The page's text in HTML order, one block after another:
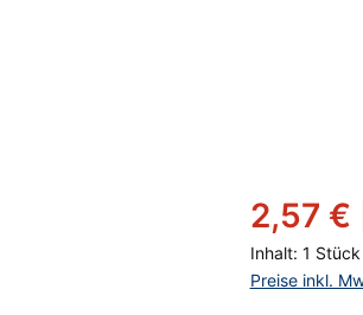
2,57 €
Inhalt: 1 Stück
Preise inkl.